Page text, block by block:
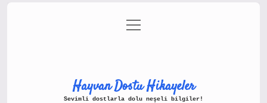
Gizlilik Politikası
menüyü
aç
Hayvan Dostu Hikayeler
Sevimli dostlarla dolu neşeli bilgiler!